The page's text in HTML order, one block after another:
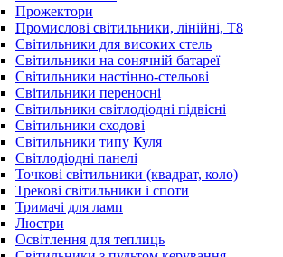
Прожектори
Промислові світильники, лінійні, Т8
Світильники для високих стель
Світильники на сонячній батареї
Світильники настінно-стельові
Світильники переносні
Світильники світлодіодні підвісні
Світильники сходові
Світильники типу Куля
Світлодіодні панелі
Точкові світильники (квадрат, коло)
Трекові світильники і споти
Тримачі для ламп
Люстри
Освітлення для теплиць